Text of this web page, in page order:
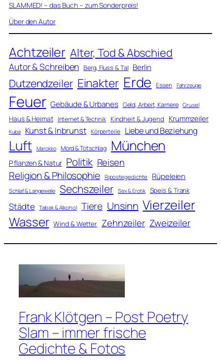
SLAMMED! – das Buch – zum Sonderpreis!
Über den Autor
Achtzeiler Alter, Tod & Abschied
Autor & Schreiben Berg, Fluss & Tal Berlin
Dutzendzeiler Einakter Erde Essen Fahrzeuge
Feuer Gebäude & Urbanes Geld, Arbeit, Karriere Grusel
Haus & Heimat Internet & Technik Kindheit & Jugend Krummzeiler
Kuba Kunst & Inbrunst Körperteile Liebe und Beziehung
Luft Marokko Mord & Totschlag München
Pflanzen & Natur Politik Reisen
Religion & Philosophie Ripostegedichte Rüpeleien
Schlaf & Langeweile Sechszeiler Sex & Erotik Speis & Trank
Städte Tabak & Alkohol Tiere Unsinn Vierzeiler
Wasser Wind & Wetter Zehnzeiler Zweizeiler
Frank Klötgen – Post Poetry
Slam – immer frische
Gedichte & Fotos